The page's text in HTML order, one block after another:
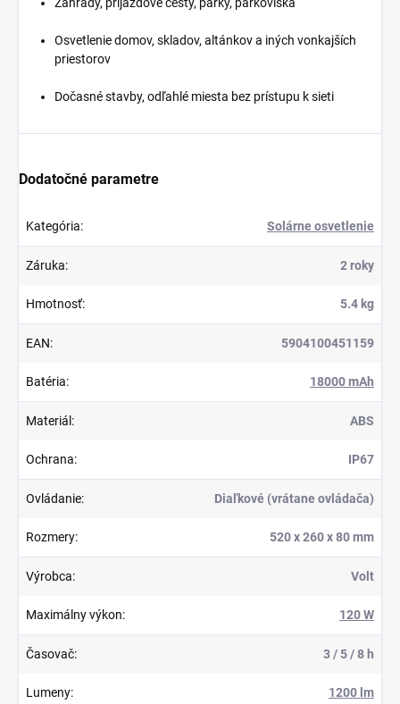
Osvetlenie domov, skladov, altánkov a iných vonkajších
priestorov
Dočasné stavby, odľahlé miesta bez prístupu k sieti
Dodatočné parametre
Kategória: Solárne osvetlenie
Záruka: 2 roky
Hmotnosť: 5.4 kg
EAN: 5904100451159
Batéria: 18000 mAh
Materiál : ABS
Ochrana: IP67
Ovládanie: Diaľkové (vrátane ovládača)
Rozmery: 520 x 260 x 80 mm
Výrobca: Volt
Maximálny výkon: 120 W
Časovač: 3 / 5 / 8 h
Lumeny: 1200 lm